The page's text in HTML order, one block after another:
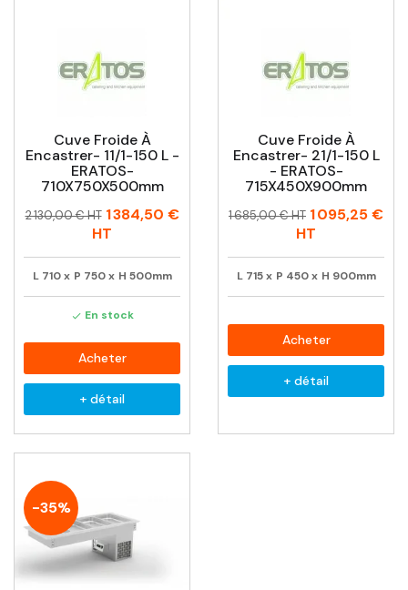
Cuve Froide À
Encastrer- 11/1-150 L -
ERATOS-
710X750X500mm
Prix
Prix
2 130,00 € HT 1 384,50 €
HT
L 710 x P 750 x H 500mm
 En stock
Acheter
+ détail
Cuve Froide À
Encastrer- 21/1-150 L
- ERATOS-
715X450X900mm
Prix
Prix
1 685,00 € HT 1 095,25 €
HT
L 715 x P 450 x H 900mm
Acheter
+ détail
-35%